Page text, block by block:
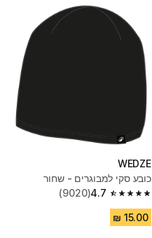
WEDZE
כובע סקי למבוגרים - שחור
4.7
4.7 out of 5 stars from 9020 reviews
(9020)